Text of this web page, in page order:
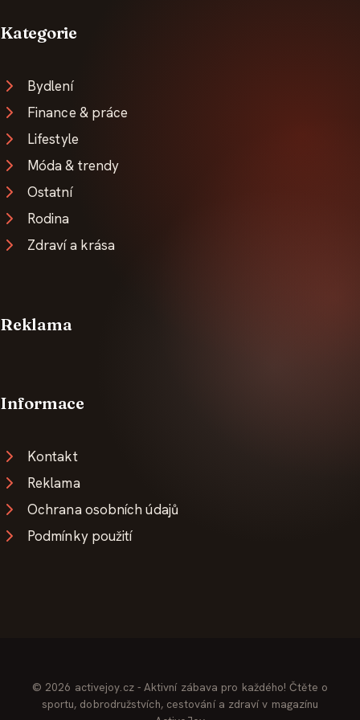
Kategorie
Bydlení
Finance & práce
Lifestyle
Móda & trendy
Ostatní
Rodina
Zdraví a krása
Reklama
Informace
Kontakt
Reklama
Ochrana osobních údajů
Podmínky použití
© 2026 activejoy.cz - Aktivní zábava pro každého! Čtěte o
sportu, dobrodružstvích, cestování a zdraví v magazínu